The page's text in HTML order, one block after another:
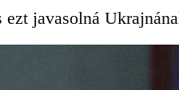
javasolná